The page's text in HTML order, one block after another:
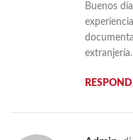
Buenos